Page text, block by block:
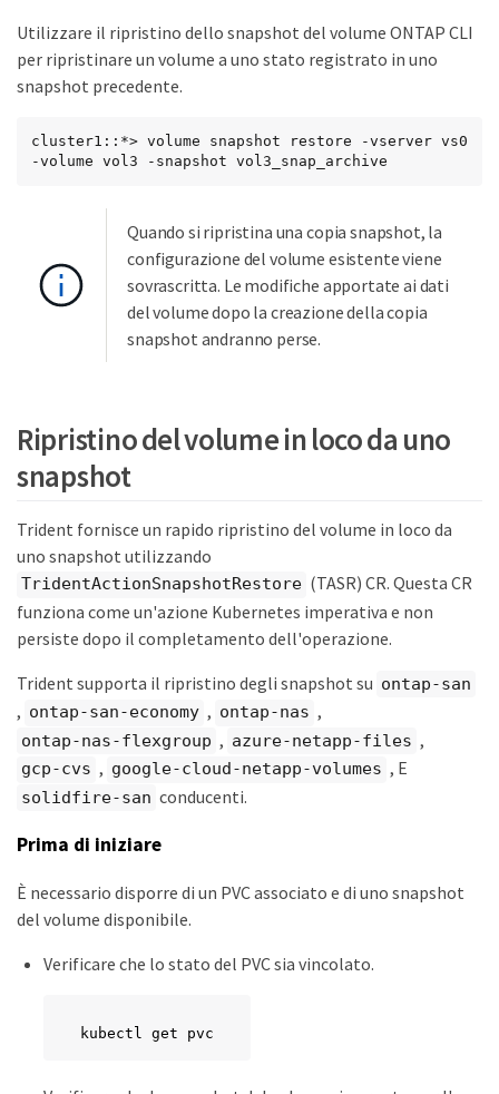
Utilizzare il ripristino dello snapshot del volume ONTAP CLI
per ripristinare un volume a uno stato registrato in uno
snapshot precedente.
cluster1::*> volume snapshot restore -vserver vs0
-volume vol3 -snapshot vol3_snap_archive
Quando si ripristina una copia snapshot, la
configurazione del volume esistente viene
sovrascritta. Le modifiche apportate ai dati
del volume dopo la creazione della copia
snapshot andranno perse.
Ripristino del volume in loco da uno
snapshot
Trident fornisce un rapido ripristino del volume in loco da
uno snapshot utilizzando
TridentActionSnapshotRestore (TASR) CR. Questa CR
funziona come un'azione Kubernetes imperativa e non
persiste dopo il completamento dell'operazione.
Trident supporta il ripristino degli snapshot su ontap-san
, ontap-san-economy , ontap-nas ,
ontap-nas-flexgroup , azure-netapp-files ,
gcp-cvs , google-cloud-netapp-volumes , E
solidfire-san conducenti.
Prima di iniziare
È necessario disporre di un PVC associato e di uno snapshot
del volume disponibile.
Verificare che lo stato del PVC sia vincolato.
kubectl get pvc